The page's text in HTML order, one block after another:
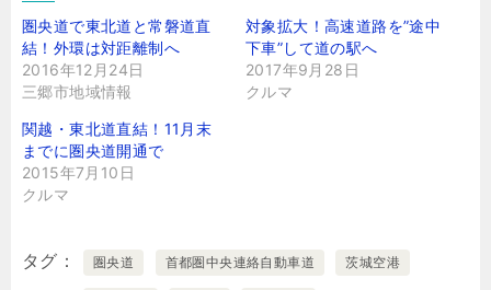
圏央道で東北道と常磐道直
結！外環は対距離制へ
2016年12月24日
三郷市地域情報
対象拡大！高速道路を”途中
下車”して道の駅へ
2017年9月28日
クルマ
関越・東北道直結！11月末
までに圏央道開通で
2015年7月10日
クルマ
タグ 圏央道 首都圏中央連絡自動車道 茨城空港